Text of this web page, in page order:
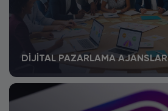
DIJITAL PAZARLAMA AJANSLARI